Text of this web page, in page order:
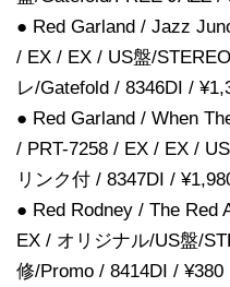
● Red Garland / Jazz
/ EX / EX / US盤/
レ/Gatefold / 8346DI /
● Red Garland / When
/ PRT-7258 / EX / EX /
リンク付 / 8347DI /
● Red Rodney / The Red
EX / オリジナル/US盤/
修/Promo / 8414DI / ¥380